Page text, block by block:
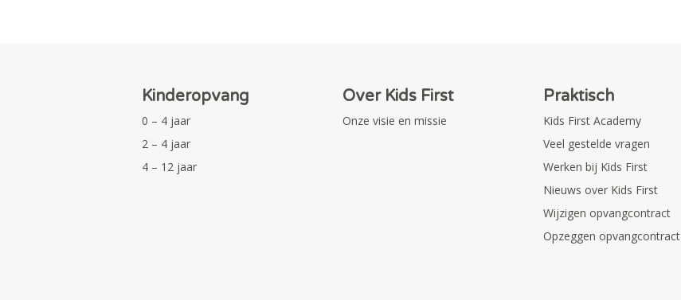
Kinderopvang
0 – 4 jaar
2 – 4 jaar
4 – 12 jaar
Over Kids First
Onze visie en missie
Praktisch
Kids First Academy
Veel gestelde vragen
Werken bij Kids First
Nieuws over Kids First
Wijzigen opvangcontract
Opzeggen opvangcontract